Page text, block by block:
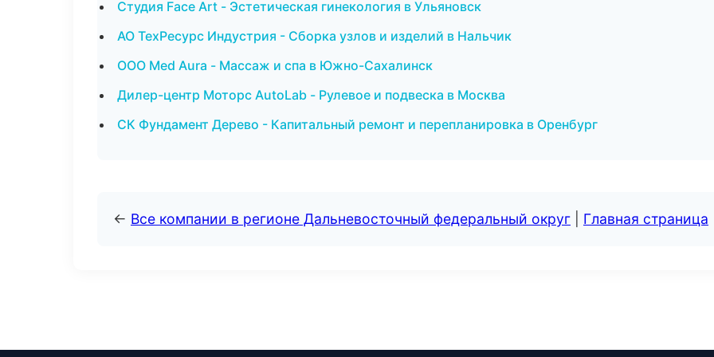
Студия Face Art - Эстетическая гинекология в Ульяновск
АО ТехРесурс Индустрия - Сборка узлов и изделий в Нальчик
ООО Med Aura - Массаж и спа в Южно-Сахалинск
Дилер-центр Моторс AutoLab - Рулевое и подвеска в Москва
СК Фундамент Дерево - Капитальный ремонт и перепланировка в Оренбург
← Все компании в регионе Дальневосточный федеральный округ Главная страница